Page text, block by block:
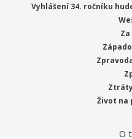
Vyhlášení 34. ročníku
Život na
O